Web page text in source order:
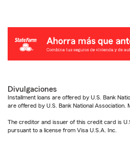
Divulgaciones
Installment loans are offered by U.S. Bank
are offered by U.S. Bank National Association.
The creditor and issuer of this credit card is
pursuant to a license from Visa U.S.A. Inc.